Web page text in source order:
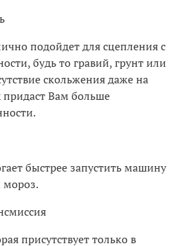
подойдет для сцепления с
будь то гравий, грунт или
скольжения даже на
придаст Вам больше
быстрее запустить машину
мороз.
присутствует только в